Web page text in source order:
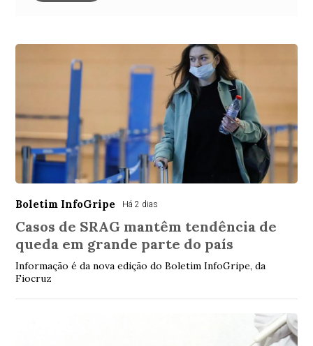
Boletim InfoGripe Há 2 dias
Casos de SRAG mantêm tendência de
queda em grande parte do país
Informação é da nova edição do Boletim InfoGripe, da
Fiocruz